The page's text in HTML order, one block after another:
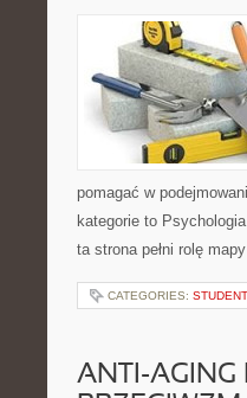
pomagać w
kategorie to
ta strona pełni rolę
CATEGORIES:
ANTI-AGING